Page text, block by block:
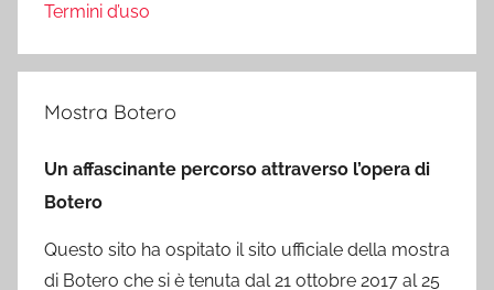
Termini d’uso
Mostra Botero
Un affascinante percorso attraverso l’opera di
Botero
Questo sito ha ospitato il sito ufficiale della mostra
di Botero che si è tenuta dal 21 ottobre 2017 al 25